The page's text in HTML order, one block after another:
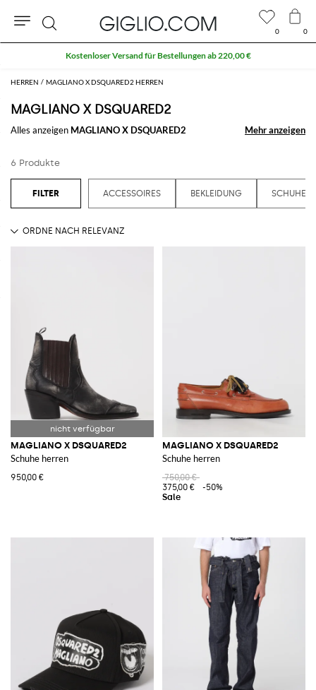
HERREN MAGLIANO X DSQUARED2 HERREN
MAGLIANO X DSQUARED2
Alles anzeigen MAGLIANO X DSQUARED2 Mehr anzeigen
Mehr anzeigen
6 Produkte
ACCESSOIRES BEKLEIDUNG SCHUHE
MAGLIANO X DSQUARED2
Schuhe herren
950,00 €
MAGLIANO X DSQUARED2
Schuhe herren
750,00 €
375,00 €
-50%
0 0
Suche
Kostenloser Versand für Bestellungen ab 220,00 €